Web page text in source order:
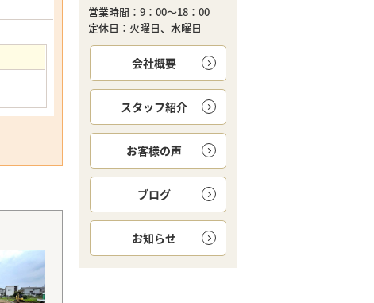
営業時間：9：00～18：00
定休日：火曜日、水曜日
会社概要
スタッフ紹介
お客様の声
ブログ
お知らせ